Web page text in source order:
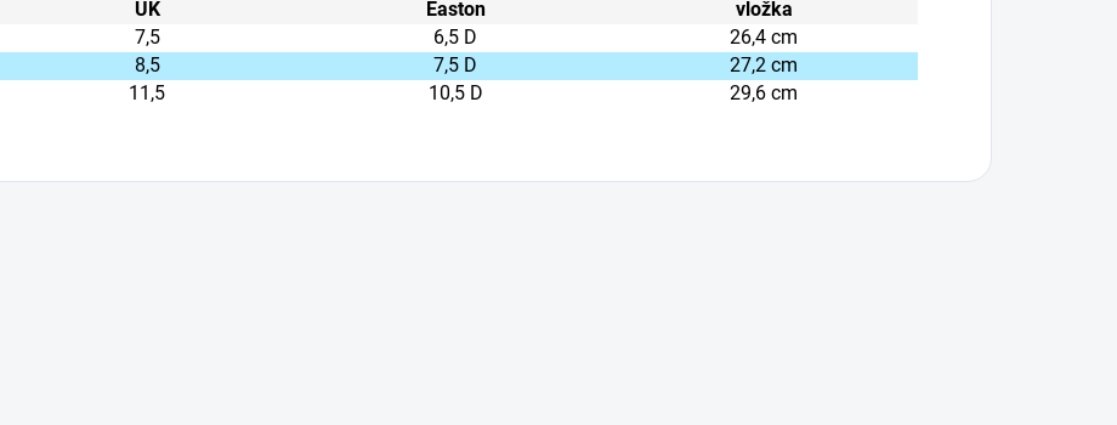
UK Easton
vložka
7,5 6,5 D
26,4 cm
8,5 7,5 D
27,2 cm
11,5 10,5 D 29,6 cm